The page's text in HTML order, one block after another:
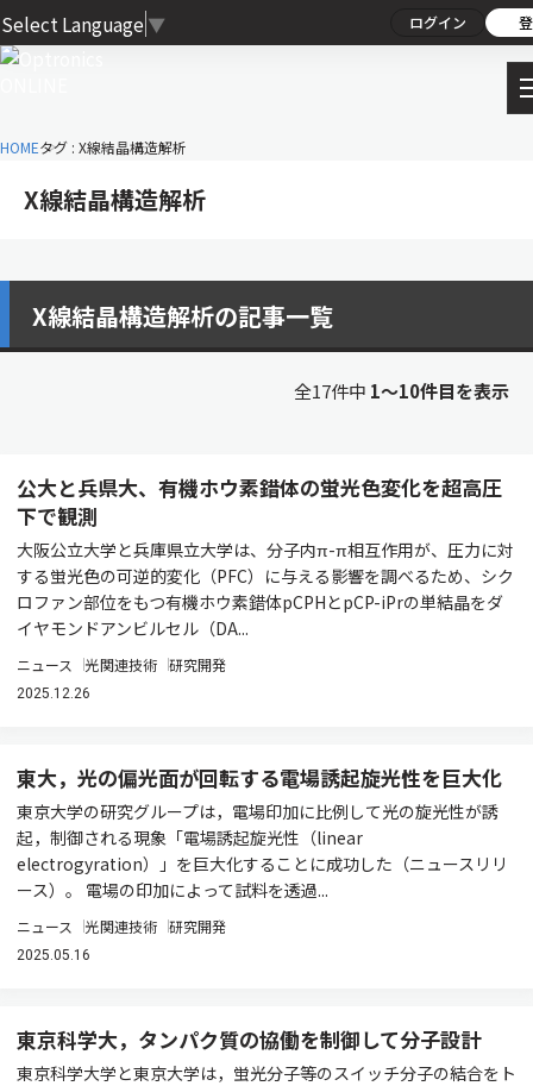
Select Language ▼ ログイン
HOMEタグ : X線結晶構造解析
X線結晶構造解析
X線結晶構造解析の記事一覧
全17件中 1〜10件目を表示
公大と兵県大、有機ホウ素錯体の蛍光色変化を超高圧
下で観測
大阪公立大学と兵庫県立大学は、分子内π-π相互作用が、圧力に対
する蛍光色の可逆的変化（PFC）に与える影響を調べるため、シク
ロファン部位をもつ有機ホウ素錯体pCPHとpCP-iPrの単結晶をダ
イヤモンドアンビルセル（DA...
ニュース 光関連技術 研究開発
2025.12.26
東大，光の偏光面が回転する電場誘起旋光性を巨大化
東京大学の研究グループは，電場印加に比例して光の旋光性が誘
起，制御される現象「電場誘起旋光性（linear
electrogyration）」を巨大化することに成功した（ニュースリリ
ース）。 電場の印加によって試料を透過...
ニュース 光関連技術 研究開発
2025.05.16
東京科学大，タンパク質の協働を制御して分子設計
東京科学大学と東京大学は，蛍光分子等のスイッチ分子の結合をト